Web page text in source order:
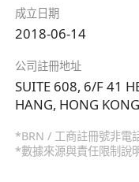
成立日期
2018-06-14
公司註冊地址
SUITE 608, 6/F 41
HANG, HONG KONG
*BRN / 工商註冊號非電
*數據來源與責任限制說